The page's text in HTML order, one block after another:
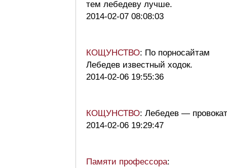
тем лебедеву лучше.
2014-02-07 08:08:03
КОЩУНСТВО: По порносайтам
Лебедев известный ходок.
2014-02-06 19:55:36
КОЩУНСТВО: Лебедев —
2014-02-06 19:29:47
Памяти профессора: